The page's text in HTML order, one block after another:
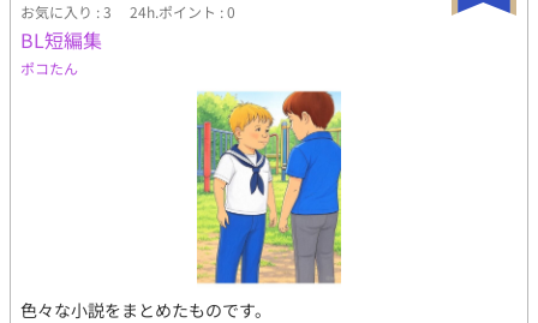
お気に入り : 3 24h.ポイント : 0
BL短編集
ポコたん
色々な小説をまとめたものです。